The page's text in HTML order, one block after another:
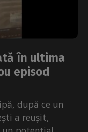
în ultima
episod
după ce un
a reușit,